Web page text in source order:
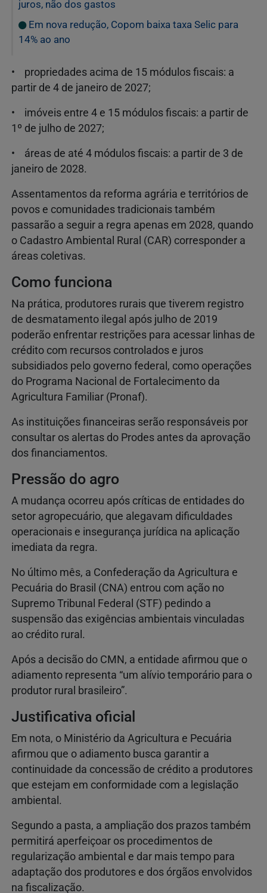
juros, não dos gastos
Em nova redução, Copom baixa taxa Selic para
14% ao ano
• propriedades acima de 15 módulos fiscais: a
partir de 4 de janeiro de 2027;
• imóveis entre 4 e 15 módulos fiscais: a partir de
1º de julho de 2027;
• áreas de até 4 módulos fiscais: a partir de 3 de
janeiro de 2028.
Assentamentos da reforma agrária e territórios de
povos e comunidades tradicionais também
passarão a seguir a regra apenas em 2028, quando
o Cadastro Ambiental Rural (CAR) corresponder a
áreas coletivas.
Como funciona
Na prática, produtores rurais que tiverem registro
de desmatamento ilegal após julho de 2019
poderão enfrentar restrições para acessar linhas de
crédito com recursos controlados e juros
subsidiados pelo governo federal, como operações
do Programa Nacional de Fortalecimento da
Agricultura Familiar (Pronaf).
As instituições financeiras serão responsáveis por
consultar os alertas do Prodes antes da aprovação
dos financiamentos.
Pressão do agro
A mudança ocorreu após críticas de entidades do
setor agropecuário, que alegavam dificuldades
operacionais e insegurança jurídica na aplicação
imediata da regra.
No último mês, a Confederação da Agricultura e
Pecuária do Brasil (CNA) entrou com ação no
Supremo Tribunal Federal (STF) pedindo a
suspensão das exigências ambientais vinculadas
ao crédito rural.
Após a decisão do CMN, a entidade afirmou que o
adiamento representa “um alívio temporário para o
produtor rural brasileiro”.
Justificativa oficial
Em nota, o Ministério da Agricultura e Pecuária
afirmou que o adiamento busca garantir a
continuidade da concessão de crédito a produtores
que estejam em conformidade com a legislação
ambiental.
Segundo a pasta, a ampliação dos prazos também
permitirá aperfeiçoar os procedimentos de
regularização ambiental e dar mais tempo para
adaptação dos produtores e dos órgãos envolvidos
na fiscalização.